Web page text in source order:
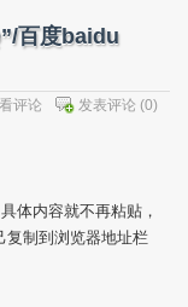
百度baidu
发表评论 (0)
评论
体内容就不再粘贴，
复制到浏览器地址栏